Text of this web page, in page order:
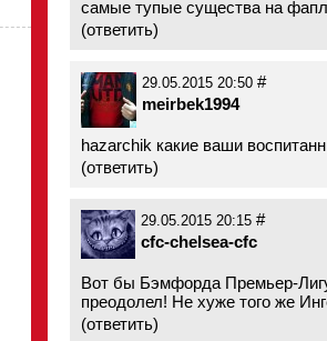
самые тупые существа на
(ответить)
29.05.2015 20:50 #
meirbek1994
hazarchik какие ваши
(ответить)
29.05.2015 20:15 #
cfc-chelsea-cfc
Вот бы Бэмфорда Премьер-
преодолел! Не хуже того же
(ответить)